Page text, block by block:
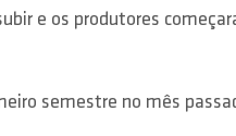
e os produtores
semestre no mês